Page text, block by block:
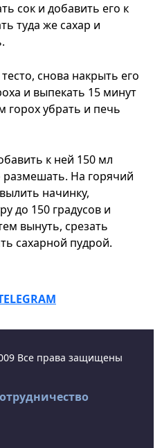
сок и добавить его к
туда же сахар и
снова накрыть его
и выпекать 15 минут
горох убрать и печь
к ней 150 мл
размешать. На горячий
начинку,
до 150 градусов и
вынуть, срезать
сахарной пудрой.
Все права защищены